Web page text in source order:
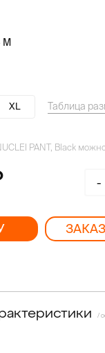
XL Таблица
PANT, Black
-
/